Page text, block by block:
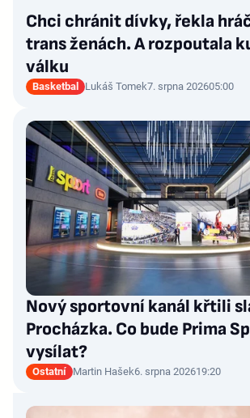
Chci chránit dívky, řekla
trans ženách. A rozpoutala
válku
Basketbal Lukáš Tomek7. srpna 202605:00
Nový sportovní kanál křtili
Procházka. Co bude Prima
vysílat?
Ostatní Martin Hašek6. srpna 202619:20